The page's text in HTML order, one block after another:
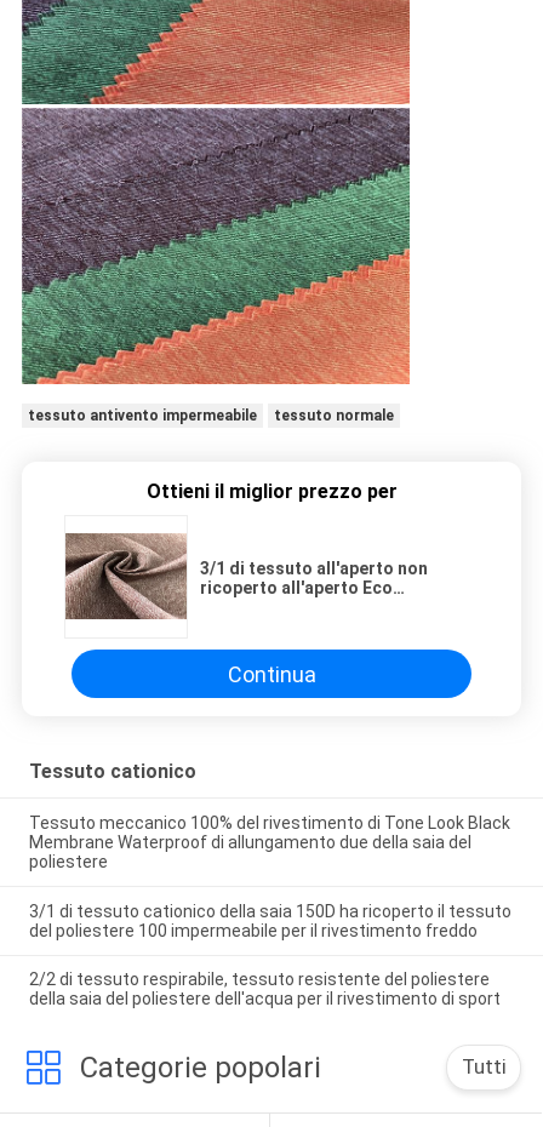
tessuto antivento impermeabile tessuto normale
Ottieni il miglior prezzo per
3/1 di tessuto all'aperto non
ricoperto all'aperto Eco
Continua
Tessuto cationico
Tessuto meccanico 100% del rivestimento di Tone Look Black
Membrane Waterproof di allungamento due della saia del
poliestere
3/1 di tessuto cationico della saia 150D ha ricoperto il tessuto
del poliestere 100 impermeabile per il rivestimento freddo
2/2 di tessuto respirabile, tessuto resistente del poliestere
della saia del poliestere dell'acqua per il rivestimento di sport
Categorie popolari Tutti